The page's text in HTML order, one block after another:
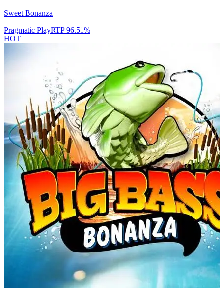
Sweet Bonanza
Pragmatic PlayRTP96.51%
HOT